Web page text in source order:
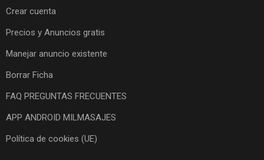
Crear cuenta
Precios y Anuncios gratis
Manejar anuncio existente
Borrar Ficha
FAQ PREGUNTAS FRECUENTES
APP ANDROID MILMASAJES
Política de cookies (UE)